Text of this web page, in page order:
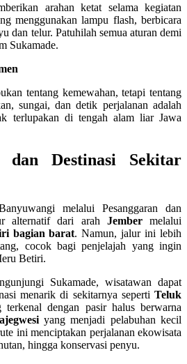
arahan ketat selama kegiatan
menggunakan lampu flash, berbicara
dan telur. Patuhilah semua aturan demi
Sukamade.
tentang kemewahan, tetapi tentang
sungai, dan detik perjalanan adalah
terlupakan di tengah alam liar Jawa
Destinasi Sekitar
melalui Pesanggaran dan
alternatif dari arah Jembermelalui
bagian barat. Namun, jalur ini lebih
cocok bagi penjelajah yang ingin
Betiri.
Sukamade, wisatawan dapat
menarik di sekitarnya seperti Teluk
dengan pasir halus berwarna
yang menjadi pelabuhan kecil
ini menciptakan perjalanan ekowisata
hingga konservasi penyu.